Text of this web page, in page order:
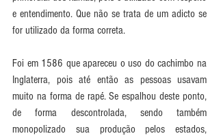
e entendimento. Que não se trata de um adicto se
for utilizado da forma correta.
Foi em 1586 que apareceu o uso do cachimbo na
Inglaterra, pois até então as pessoas usavam
muito na forma de rapé. Se espalhou deste ponto,
de forma descontrolada, sendo também
monopolizado sua produção pelos estados,